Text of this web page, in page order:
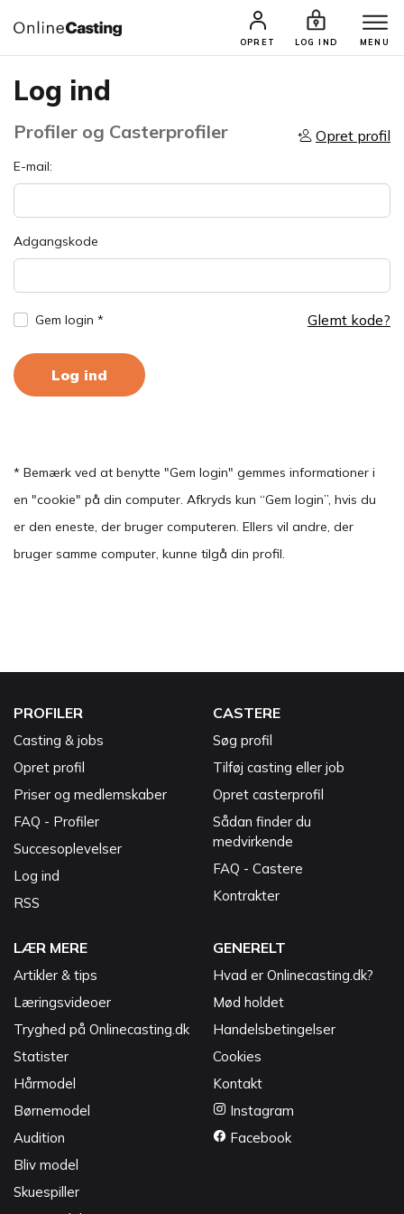
OPRET LOG IND MENU
Log ind
Profiler og Casterprofiler Opret profil
E-mail:
Adgangskode
Gem login * Glemt kode?
Log ind
* Bemærk ved at benytte "Gem login" gemmes informationer i
en "cookie" på din computer. Afkryds kun “Gem login”, hvis du
er den eneste, der bruger computeren. Ellers vil andre, der
bruger samme computer, kunne tilgå din profil.
PROFILER
Casting & jobs
Opret profil
Priser og medlemskaber
FAQ - Profiler
Succesoplevelser
Log ind
RSS
CASTERE
Søg profil
Tilføj casting eller job
Opret casterprofil
Sådan finder du
medvirkende
FAQ - Castere
Kontrakter
LÆR MERE
Artikler & tips
Læringsvideoer
Tryghed på Onlinecasting.dk
Statister
Hårmodel
Børnemodel
Audition
Bliv model
Skuespiller
GENERELT
Hvad er Onlinecasting.dk?
Mød holdet
Handelsbetingelser
Cookies
Kontakt
Instagram
Facebook